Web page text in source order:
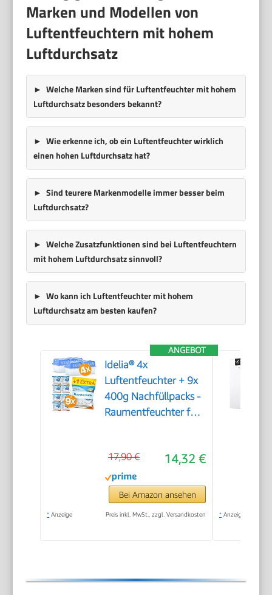
Marken und Modellen von
Luftentfeuchtern mit hohem
Luftdurchsatz
Welche Marken sind für Luftentfeuchter mit hohem
Luftdurchsatz besonders bekannt?
Wie erkenne ich, ob ein Luftentfeuchter wirklich
einen hohen Luftdurchsatz hat?
Sind teurere Markenmodelle immer besser beim
Luftdurchsatz?
Welche Zusatzfunktionen sind bei Luftentfeuchtern
mit hohem Luftdurchsatz sinnvoll?
Wo kann ich Luftentfeuchter mit hohem
Luftdurchsatz am besten kaufen?
ANGEBOT
Idelia® 4x
Luftentfeuchter + 9x
400g Nachfüllpacks -
Raumentfeuchter für
Luftentfeuchter
Granulat (4x
Entfeuchter + 9x
Nachfüllpacks)
14,32 €
17,90 €
Bei Amazon ansehen
* Anzeige Preis inkl. MwSt., zzgl. Versandkosten * Anzeige